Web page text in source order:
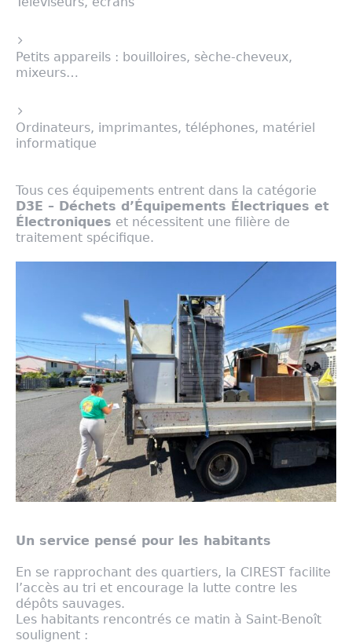
Petits appareils : bouilloires, sèche-cheveux,
mixeurs…
Ordinateurs, imprimantes, téléphones, matériel
informatique
Tous ces équipements entrent dans la catégorie
D3E – Déchets d’Équipements Électriques et
Électroniques et nécessitent une filière de
traitement spécifique.
Un service pensé pour les habitants
En se rapprochant des quartiers, la CIREST facilite
l’accès au tri et encourage la lutte contre les
dépôts sauvages.
Les habitants rencontrés ce matin à Saint-Benoît
soulignent :